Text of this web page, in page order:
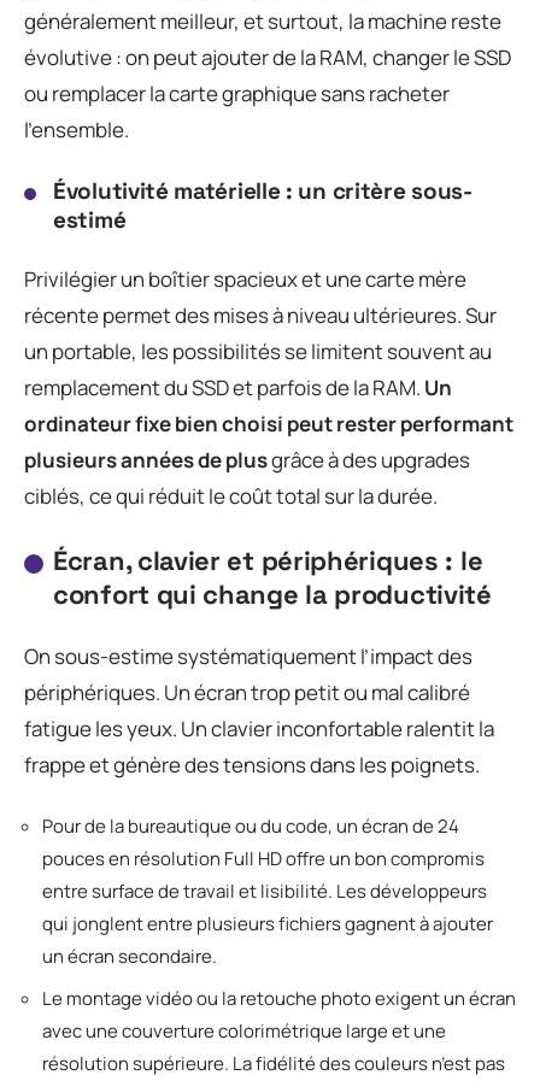
généralement meilleur, et surtout, la machine reste
évolutive : on peut ajouter de la RAM, changer le SSD
ou remplacer la carte graphique sans racheter
l’ensemble.
Évolutivité matérielle : un critère sous-
estimé
Privilégier un boîtier spacieux et une carte mère
récente permet des mises à niveau ultérieures. Sur
un portable, les possibilités se limitent souvent au
remplacement du SSD et parfois de la RAM. Un
ordinateur fixe bien choisi peut rester performant
plusieurs années de plusgrâce à des upgrades
ciblés, ce qui réduit le coût total sur la durée.
Écran, clavier et périphériques : le
confort qui change la productivité
On sous-estime systématiquement l’impact des
périphériques. Un écran trop petit ou mal calibré
fatigue les yeux. Un clavier inconfortable ralentit la
frappe et génère des tensions dans les poignets.
Pour de la bureautique ou du code, un écran de 24
pouces en résolution Full HD offre un bon compromis
entre surface de travail et lisibilité. Les développeurs
qui jonglent entre plusieurs fichiers gagnent à ajouter
un écran secondaire.
Le montage vidéo ou la retouche photo exigent un écran
avec une couverture colorimétrique large et une
résolution supérieure. La fidélité des couleurs n’est pas